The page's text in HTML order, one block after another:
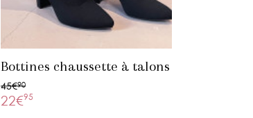
Bottines chaussette à talons
45€90
22€95